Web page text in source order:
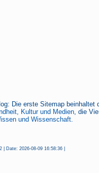
Die erste Sitemap beinhaltet
Kultur und Medien, die
und Wissenschaft.
Date: 2026-08-09 16:58:36 |